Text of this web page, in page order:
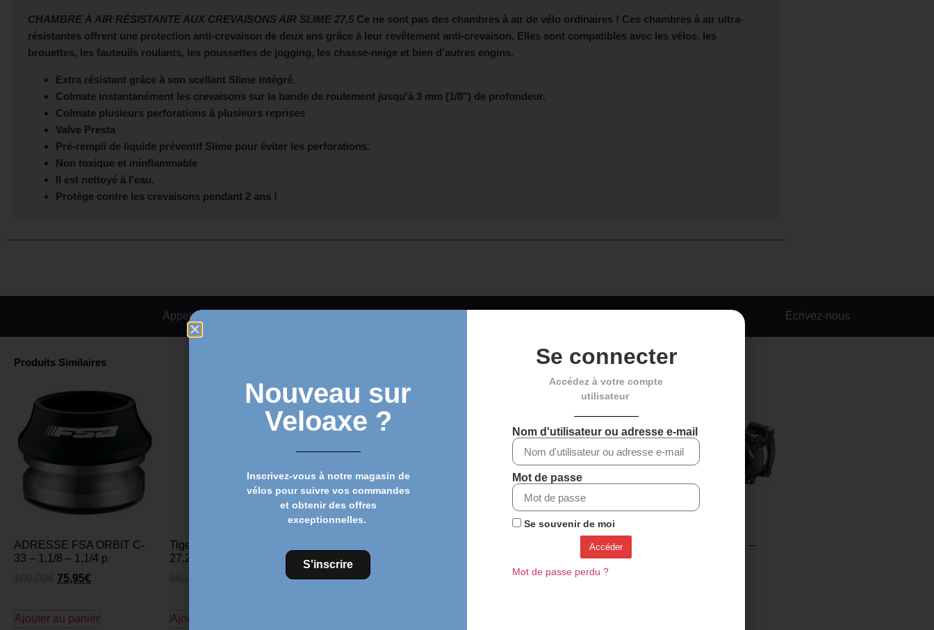
CHAMBRE À AIR RÉSISTANTE AUX CREVAISONS AIR SLIME 27,5 Ce ne sont pas des chambres à air de vélo ordinaires ! Ces chambres à air ultra-
résistantes offrent une protection anti-crevaison de deux ans grâce à leur revêtement anti-crevaison. Elles sont compatibles avec les vélos, les
brouettes, les fauteuils roulants, les poussettes de jogging, les chasse-neige et bien d'autres engins.
Extra résistant grâce à son scellant Slime intégré.
Colmate instantanément les crevaisons sur la bande de roulement jusqu'à 3 mm (1/8″) de profondeur.
Colmate plusieurs perforations à plusieurs reprises
Valve Presta
Pré-rempli de liquide préventif Slime pour éviter les perforations.
Non toxique et ininflammable
Il est nettoyé à l'eau.
Protège contre les crevaisons pendant 2 ans !
Appelez-nous Écrivez-nous
Produits Similaires
ADRESSE FSA ORBIT C-
33 – 1,1/8 – 1,1/4 p
75,95€
Ajouter au panier
Tige de selle FSA Energy –
27,2 mm
Ajouter au panier
PEAK – 31,6 mm
52,03€ 41,95
GOSSAMER – 27,2 mm
€ 36,95 €
FSA OMEGA POWER –
Nouveau sur
Veloaxe ?
Inscrivez-vous à notre magasin de
vélos pour suivre vos commandes
et obtenir des offres
exceptionnelles.
S'inscrire
Se connecter
Accédez à votre compte
utilisateur
Nom d'utilisateur ou adresse e-mail
Mot de passe
Se souvenir de moi
Accéder
Mot de passe perdu ?